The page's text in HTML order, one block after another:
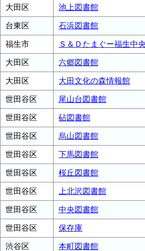
大田区 池上図書館
台東区 石浜図書館
福生市 Ｓ＆Ｄたまぐー福生中
大田区 六郷図書館
大田区 大田文化の森情報館
世田谷区 尾山台図書館
世田谷区 砧図書館
世田谷区 烏山図書館
世田谷区 下馬図書館
世田谷区 桜丘図書館
世田谷区 上北沢図書館
世田谷区 中央図書館
世田谷区 保存庫
渋谷区 本町図書館